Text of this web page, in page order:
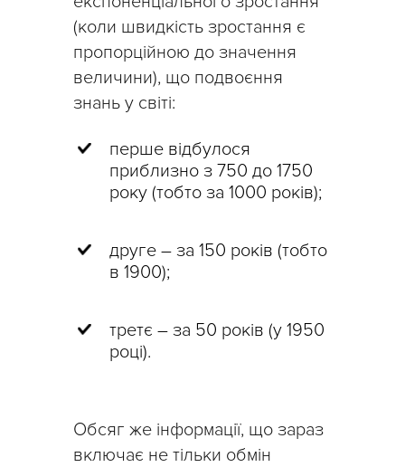
(коли швидкість зростання є
пропорційною до значення
величини), що подвоєння
знань у світі:
перше відбулося
приблизно з 750 до 1750
року (тобто за 1000 років);
друге – за 150 років (тобто
в 1900);
третє – за 50 років (у 1950
році).
Обсяг же інформації, що зараз
включає не тільки обмін